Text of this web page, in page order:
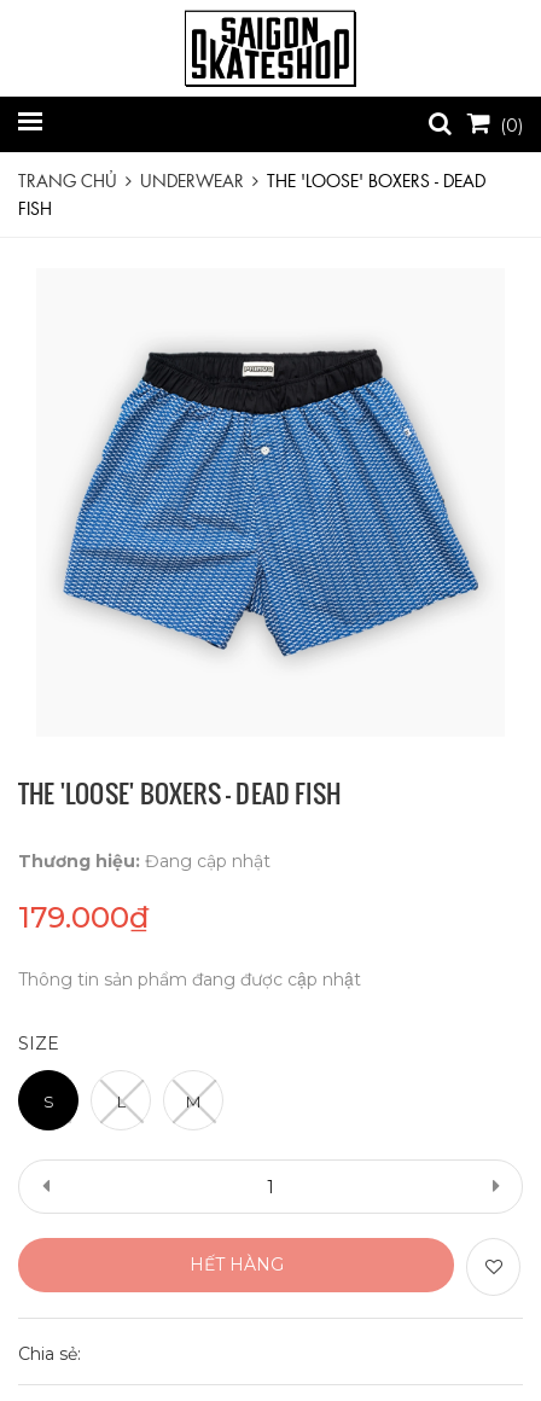
(0)
TRANG CHỦ UNDERWEAR
THE 'LOOSE' BOXERS - DEAD
FISH
THE 'LOOSE' BOXERS - DEAD FISH
Thương hiệu: Đang cập nhật
179.000₫
Thông tin sản phẩm đang được cập nhật
SIZE
S L M
HẾT HÀNG
Chia sẻ: